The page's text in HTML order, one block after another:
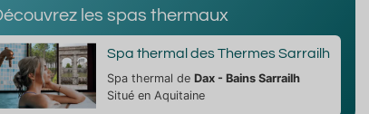
les spas thermaux
Spa thermal des Thermes Sarrailh
Spa thermal de Dax - Bains Sarrailh
Situé en Aquitaine